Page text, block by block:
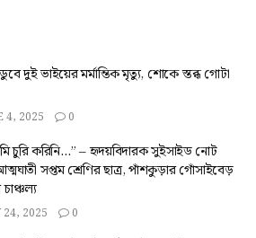
দুই ভাইয়ের মর্মান্তিক মৃত্যু, শোকে স্তব্ধ গোটা
4, 2025 0
চুরি করিনি…” – হৃদয়বিদারক সুইসাইড নোট
সপ্তম শ্রেণির ছাত্র, পাঁশকুড়ার গোঁসাইবেড়
2025 0